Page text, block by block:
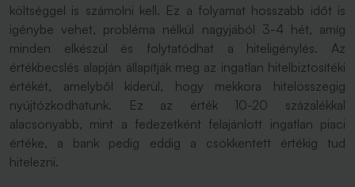
költséggel is számolni kell. Ez a folyamat hosszabb időt is
igénybe vehet, probléma nélkül nagyjából 3-4 hét, amíg
minden elkészül és folytatódhat a hiteligénylés. Az
értékbecslés alapján állapítják meg az ingatlan hitelbiztosítéki
értékét, amelyből kiderül, hogy mekkora hitelösszegig
nyújtózkodhatunk. Ez az érték 10-20 százalékkal
alacsonyabb, mint a fedezetként felajánlott ingatlan piaci
értéke, a bank pedig eddig a csökkentett értékig tud
hitelezni.